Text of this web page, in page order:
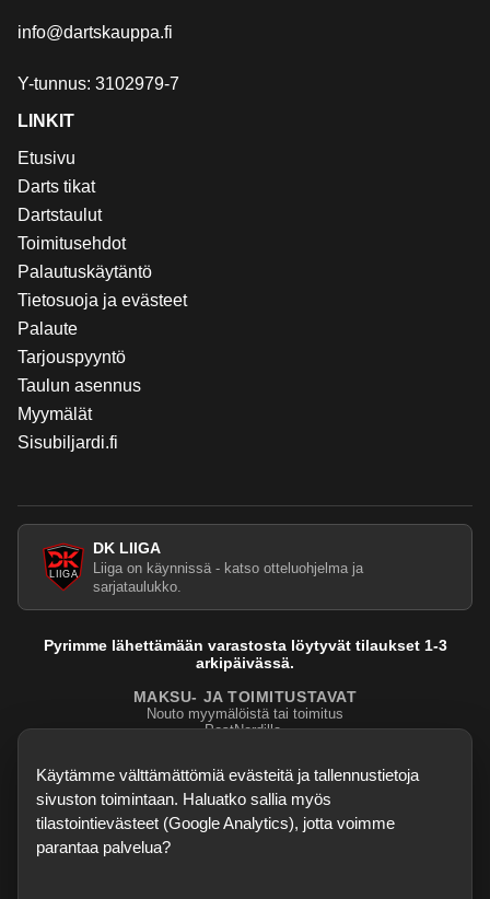
info@dartskauppa.fi
Y-tunnus: 3102979-7
LINKIT
Etusivu
Darts tikat
Dartstaulut
Toimitusehdot
Palautuskäytäntö
Tietosuoja ja evästeet
Palaute
Tarjouspyyntö
Taulun asennus
Myymälät
Sisubiljardi.fi
DK LIIGA
Liiga on käynnissä - katso otteluohjelma ja
sarjataulukko.
Pyrimme lähettämään varastosta löytyvät tilaukset 1-3
arkipäivässä.
MAKSU- JA TOIMITUSTAVAT
Nouto myymälöistä tai toimitus
PostNordilla.
Evasteasetukset
Käytämme välttämättömiä evästeitä ja tallennustietoja
sivuston toimintaan. Haluatko sallia myös
tilastointievästeet (Google Analytics), jotta voimme
parantaa palvelua?